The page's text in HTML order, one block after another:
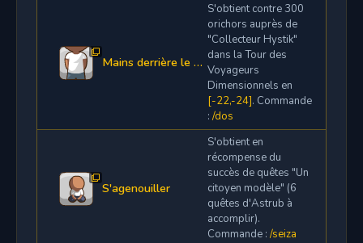
Mains derrière le dos
S'obtient contre 300
orichors auprès de
"Collecteur Hystik"
dans la Tour des
Voyageurs
Dimensionnels en
[-22,-24]. Commande
: /dos
S'agenouiller
S'obtient en
récompense du
succès de quêtes "Un
citoyen modèle" (6
quêtes d'Astrub à
accomplir).
Commande : /seiza